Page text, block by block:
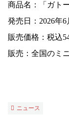
商品名：「ガト
発売日：2026年6
販売価格：税込
販売：全国のミ
ニュース